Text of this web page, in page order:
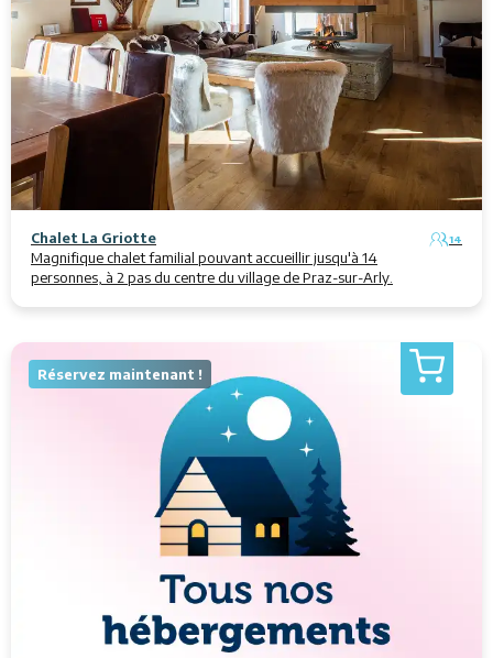
Chalet La Griotte
Magnifique chalet familial pouvant accueillir jusqu'à 14
personnes, à 2 pas du centre du village de Praz-sur-Arly.
14
Réservez maintenant !